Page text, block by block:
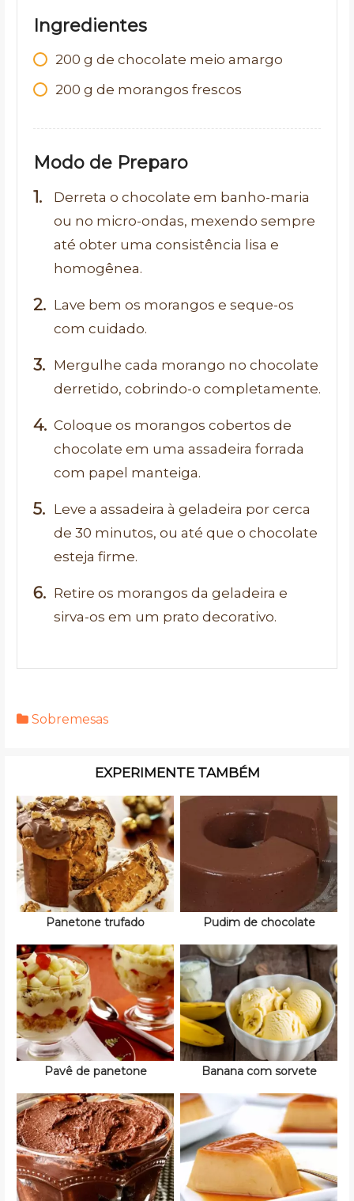
Ingredientes
200 g de chocolate meio amargo
200 g de morangos frescos
Modo de Preparo
Derreta o chocolate em banho-maria
ou no micro-ondas, mexendo sempre
até obter uma consistência lisa e
homogênea.
Lave bem os morangos e seque-os
com cuidado.
Mergulhe cada morango no chocolate
derretido, cobrindo-o completamente.
Coloque os morangos cobertos de
chocolate em uma assadeira forrada
com papel manteiga.
Leve a assadeira à geladeira por cerca
de 30 minutos, ou até que o chocolate
esteja firme.
Retire os morangos da geladeira e
sirva-os em um prato decorativo.
Sobremesas
EXPERIMENTE TAMBÉM
Panetone trufado Pudim de chocolate
Pavê de panetone Banana com sorvete